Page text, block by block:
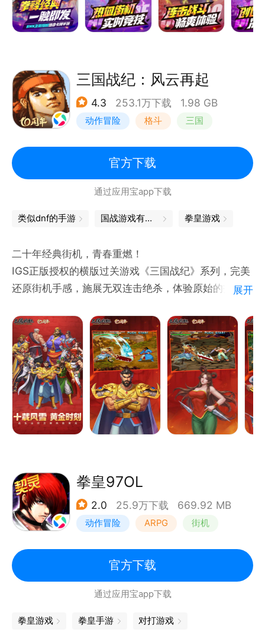
三国战纪：风云再起
4.3 253.1万下载 1.98 GB
动作冒险 格斗 三国
官方下载
通过应用宝app下载
类似dnf的手游 国战游戏有哪些 拳皇游戏
二十年经典街机，青春重燃！
IGS正版授权的横版过关游戏《三国战纪》系列，完美
还原街机手感，施展无双连击绝杀，体验原始的打击快
张陵剑、黄石公、铁莲花……道具繁多，花样不断，各
种隐藏关卡，让您的通关之路，刺激连连，精彩不断！
极限竞技赛给你公平的竞技环境，比赛胜负只由自己决
定！一键出招，畅爽格斗！
让我们梦回曾经一起经历的青春岁月！
展开
拳皇97OL
2.0 25.9万下载 669.92 MB
动作冒险 ARPG 街机
官方下载
通过应用宝app下载
拳皇游戏 拳皇手游 对打游戏